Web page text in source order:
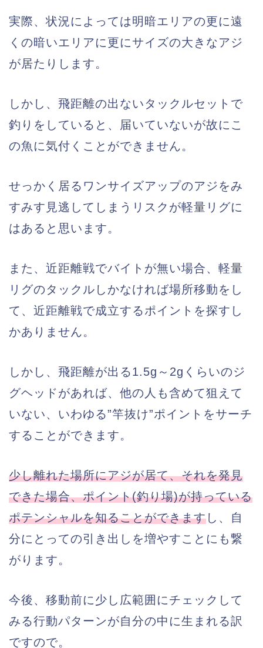
実際、状況によっては明暗エリアの更に遠
くの暗いエリアに更にサイズの大きなアジ
が居たりします。
しかし、飛距離の出ないタックルセットで
釣りをしていると、届いていないが故にこ
の魚に気付くことができません。
せっかく居るワンサイズアップのアジをみ
すみす見逃してしまうリスクが軽量リグに
はあると思います。
また、近距離戦でバイトが無い場合、軽量
リグのタックルしかなければ場所移動をし
て、近距離戦で成立するポイントを探すし
かありません。
しかし、飛距離が出る1.5g～2gくらいのジ
グヘッドがあれば、他の人も含めて狙えて
いない、いわゆる”竿抜け”ポイントをサーチ
することができます。
少し離れた場所にアジが居て、それを発見
できた場合、ポイント(釣り場)が持っている
ポテンシャルを知ることができますし、自
分にとっての引き出しを増やすことにも繋
がります。
今後、移動前に少し広範囲にチェックして
みる行動パターンが自分の中に生まれる訳
ですので。